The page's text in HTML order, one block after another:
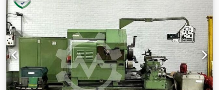
dokumentacja Maszyna może być sprawdzona w naszym
magazynie w 09599 Freiberg. Csdpfx Asr Nzm Tokwsrf